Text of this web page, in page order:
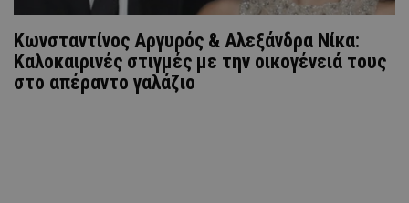
Κωνσταντίνος Αργυρός & Αλεξάνδρα Νίκα:
Καλοκαιρινές στιγμές με την οικογένειά τους
στο απέραντο γαλάζιο